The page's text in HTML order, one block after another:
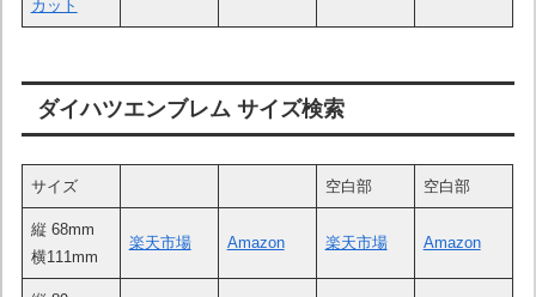
カット
ダイハツエンブレム サイズ検索
サイズ 空白部 空白部
縦 68mm
横111mm
楽天市場 Amazon 楽天市場 Amazon